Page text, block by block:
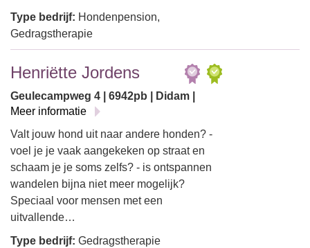
Type bedrijf: Hondenpension,
Gedragstherapie
Henriëtte Jordens
Geulecampweg 4 | 6942pb | Didam |
Meer informatie
Valt jouw hond uit naar andere honden? -
voel je je vaak aangekeken op straat en
schaam je je soms zelfs? - is ontspannen
wandelen bijna niet meer mogelijk?
Speciaal voor mensen met een
uitvallende…
Type bedrijf: Gedragstherapie